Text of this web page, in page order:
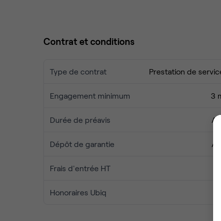
Contrat et conditions
Type de contrat Prestation de
Engagement minimum 3
Durée de préavis
Dépôt de garantie
Frais d'entrée HT
Honoraires Ubiq